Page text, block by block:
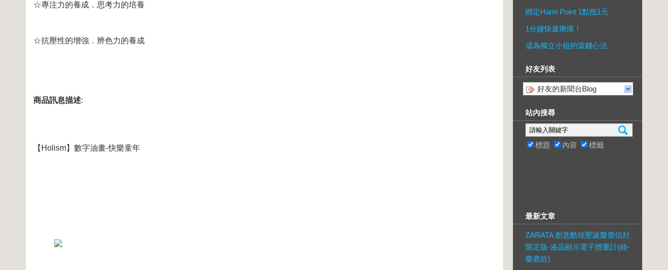
☆專注力的養成．思考力的培養
☆抗壓性的增強．辨色力的養成
商品訊息描述:
【Holism】數字油畫-快樂童年
綁定Hami Point 1點抵1元
1分鐘快速揪痛！
成為獨立小姐的滾錢心法
好友列表
好友的新聞台Blog
站內搜尋
標題 內容 標籤
最新文章
ZARATA 創意酷炫聖誕麋鹿信封
限定版-液晶顯示電子體重計(綠-
麋鹿款)